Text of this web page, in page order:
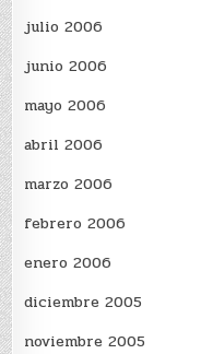
julio 2006
junio 2006
mayo 2006
abril 2006
marzo 2006
febrero 2006
enero 2006
diciembre 2005
noviembre 2005